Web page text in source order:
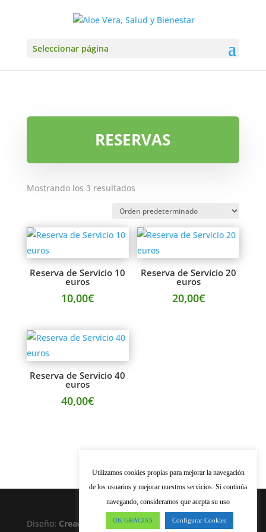
Seleccionar página
RESERVAS
Mostrando los 3 resultados
Reserva de Servicio 10
euros
10,00€
Reserva de Servicio 20
euros
20,00€
Reserva de Servicio 40
euros
40,00€
Diseño: Creación de páginas Web
Aviso Legal
Utilizamos cookies propias para mejorar la navegación
de los usuarios y mejorar nuestros servicios. Si continúa
navegando, consideramos que acepta su uso
OK GRACIAS Configurar Cookies